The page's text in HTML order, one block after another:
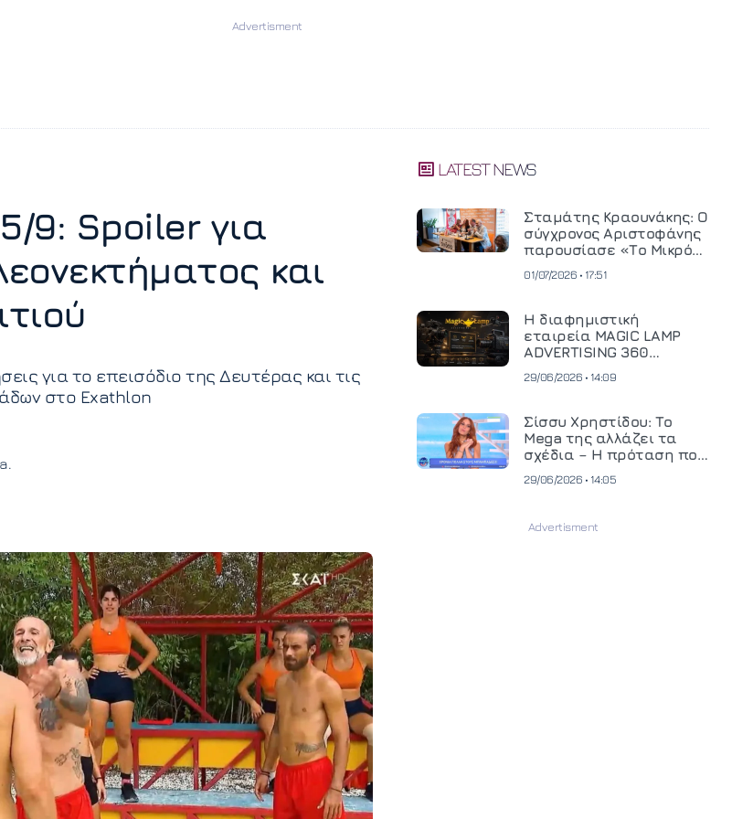
9: Spoiler για
και
για το επεισόδιο της Δευτέρας και τις
στο Exathlon
LATEST NEWS
Σταμάτης Κραουνάκης: Ο
σύγχρονος Αριστοφάνης
παρουσίασε «Το Μικρό
01/07/2026 • 17:51
Η διαφημιστική
εταιρεία MAGIC LAMP
ADVERTISING 360
κινηματογραφική
και ανεβάζει τον πήχη
στην παραγωγή
οπτικοακουστικού
περιεχομένου
29/06/2026 • 14:09
Σίσσυ Χρηστίδου: Το
Mega της αλλάζει τα
σχέδια – Η πρόταση που
29/06/2026 • 14:05